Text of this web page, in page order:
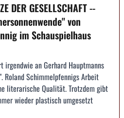
DER GESELLSCHAFT --
von
im Schauspielhaus
irgendwie an Gerhard Hauptmanns
Roland Schimmelpfennigs Arbeit
literarische Qualität. Trotzdem gibt
wieder plastisch umgesetzt